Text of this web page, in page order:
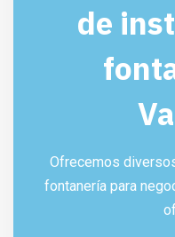
de
Ofrecemos
fontanería para